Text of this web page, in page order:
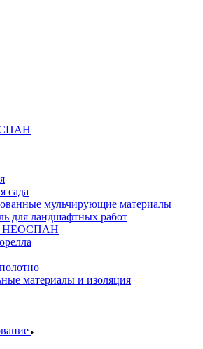
сада
мульчирующие материалы
для ландшафтных работ
НЕОСПАН
материалы и изоляция